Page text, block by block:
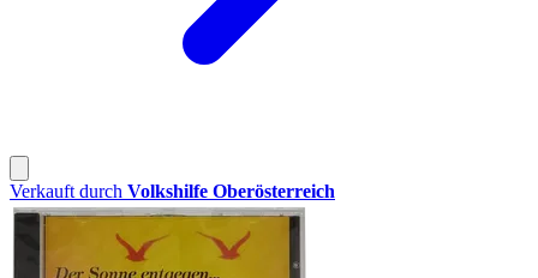
Verkauft durch Volkshilfe Oberösterreich